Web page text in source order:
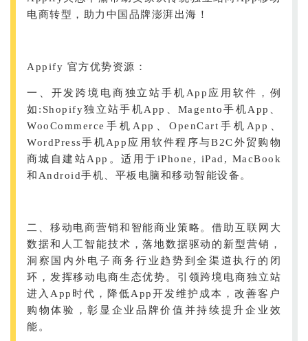
电商转型，助力中国品牌澎湃出海！
Appify 官方优势资源：
一、开发跨境电商独立站手机App应用软件，例
如:Shopify独立站手机App、Magento手机App、
WooCommerce手机App、OpenCart手机App、
WordPress手机App应用软件程序与B2C外贸购物
商城自建站App。适用于iPhone, iPad, MacBook
和Android手机、平板电脑和移动智能设备。
二、移动电商营销和智能商业策略。借助互联网大
数据和人工智能技术，落地数据驱动的新型营销，
洞察国内外电子商务行业趋势到全渠道执行的闭
环，发挥移动电商生态优势。引领跨境电商独立站
进入App时代，降低App开发维护成本，改善客户
购物体验，彰显企业品牌价值并持续提升企业效
能。